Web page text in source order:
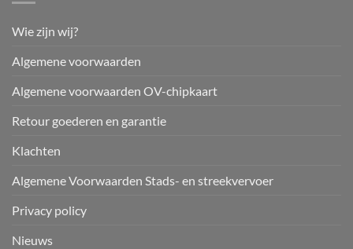
Wie zijn wij?
Algemene voorwaarden
Algemene voorwaarden OV-chipkaart
Retour goederen en garantie
Klachten
Algemene Voorwaarden Stads- en streekvervoer
Privacy policy
Nieuws